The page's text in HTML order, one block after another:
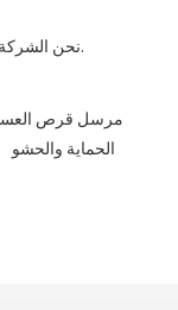
نحن الشركة المصنعة للتغليف الصديقة للبيئة مع خبرة 16 عامًا.
مرسل قرص العسل
الحماية والحشو